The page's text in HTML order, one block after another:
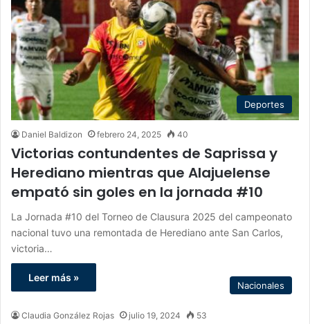
Deportes
Daniel Baldizon febrero 24, 2025 40
Victorias contundentes de Saprissa y
Herediano mientras que Alajuelense
empató sin goles en la jornada #10
La Jornada #10 del Torneo de Clausura 2025 del campeonato
nacional tuvo una remontada de Herediano ante San Carlos,
victoria…
Leer más »
Nacionales
Claudia González Rojas julio 19, 2024 53